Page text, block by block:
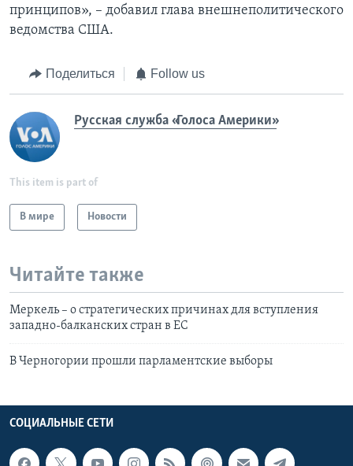
принципов», – добавил глава внешнеполитического
ведомства США.
Поделиться Follow us
Русская служба «Голоса Америки»
This item is part of
В мире Новости
Читайте также
Меркель – о стратегических причинах для вступления
западно-балканских стран в ЕС
В Черногории прошли парламентские выборы
СОЦИАЛЬНЫЕ СЕТИ